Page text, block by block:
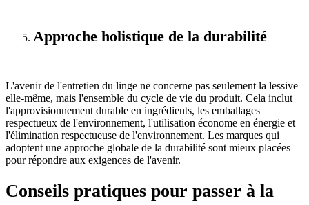
Approche holistique de la durabilité
L'avenir de l'entretien du linge ne concerne pas seulement la lessive
elle-même, mais l'ensemble du cycle de vie du produit. Cela inclut
l'approvisionnement durable en ingrédients, les emballages
respectueux de l'environnement, l'utilisation économe en énergie et
l'élimination respectueuse de l'environnement. Les marques qui
adoptent une approche globale de la durabilité sont mieux placées
pour répondre aux exigences de l'avenir.
Conseils pratiques pour passer à la